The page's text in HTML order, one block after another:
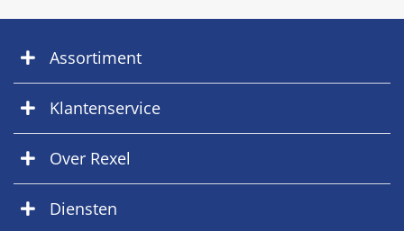
Assortiment
Klantenservice
Over Rexel
Diensten